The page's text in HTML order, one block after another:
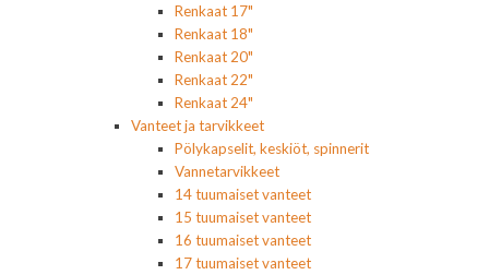
Renkaat 17"
Renkaat 18"
Renkaat 20"
Renkaat 22"
Renkaat 24"
Vanteet ja tarvikkeet
Pölykapselit, keskiöt, spinnerit
Vannetarvikkeet
14 tuumaiset vanteet
15 tuumaiset vanteet
16 tuumaiset vanteet
17 tuumaiset vanteet